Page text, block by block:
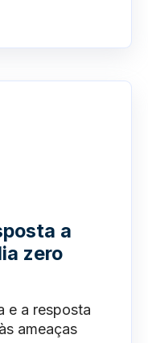
a
zero
e a resposta
ameaças